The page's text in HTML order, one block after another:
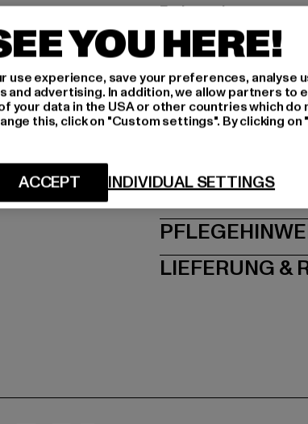
Farbe: schwarz
Hersteller Farbe: ck
Art.Nr: J20J221052-
Hersteller: PVH
GRÖSSE
LIEFERUNG &
YOU HERE!
use experience, save your preferences, analyse
advertising. In addition, we allow partners to
your data in the USA or other countries which do
this, click on "Custom settings". By clicking
INDIVIDUAL SETTINGS
ACCEPT